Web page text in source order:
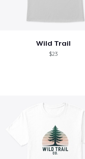
Wild Trail
$23